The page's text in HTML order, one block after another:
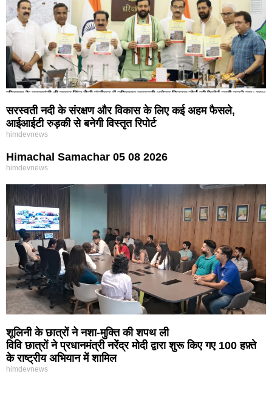
सरस्वती नदी के संरक्षण और विकास के लिए कई अहम फैसले,
आईआईटी रुड़की से बनेगी विस्तृत रिपोर्ट
himdevnews
Himachal Samachar 05 08 2026
himdevnews
शूलिनी के छात्रों ने नशा-मुक्ति की शपथ ली
विवि छात्रों ने प्रधानमंत्री नरेंद्र मोदी द्वारा शुरू किए गए 100 हफ़्ते
के राष्ट्रीय अभियान में शामिल
himdevnews